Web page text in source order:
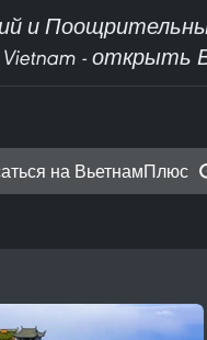
и
- открыть
на ВьетнамПлюс